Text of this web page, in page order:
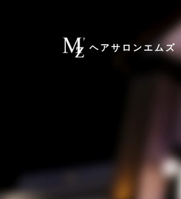
ヘアサロンエムズ